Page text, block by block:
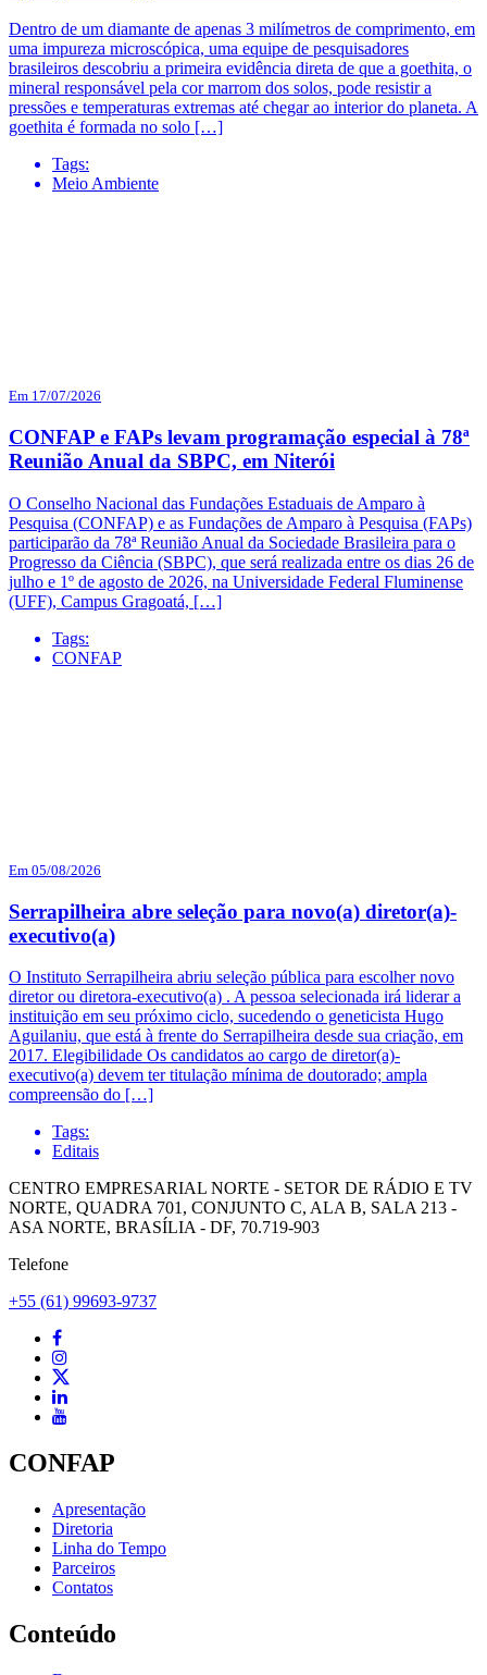
Dentro de um diamante de apenas 3 milímetros de comprimento, em
uma impureza microscópica, uma equipe de pesquisadores
brasileiros descobriu a primeira evidência direta de que a goethita, o
mineral responsável pela cor marrom dos solos, pode resistir a
pressões e temperaturas extremas até chegar ao interior do planeta. A
goethita é formada no solo […]
Tags:
Meio Ambiente
Em 17/07/2026
CONFAP e FAPs levam programação especial à 78ª
Reunião Anual da SBPC, em Niterói
O Conselho Nacional das Fundações Estaduais de Amparo à
Pesquisa (CONFAP) e as Fundações de Amparo à Pesquisa (FAPs)
participarão da 78ª Reunião Anual da Sociedade Brasileira para o
Progresso da Ciência (SBPC), que será realizada entre os dias 26 de
julho e 1º de agosto de 2026, na Universidade Federal Fluminense
(UFF), Campus Gragoatá, […]
Tags:
CONFAP
Em 05/08/2026
Serrapilheira abre seleção para novo(a) diretor(a)-
executivo(a)
O Instituto Serrapilheira abriu seleção pública para escolher novo
diretor ou diretora-executivo(a) . A pessoa selecionada irá liderar a
instituição em seu próximo ciclo, sucedendo o geneticista Hugo
Aguilaniu, que está à frente do Serrapilheira desde sua criação, em
2017. Elegibilidade Os candidatos ao cargo de diretor(a)-
executivo(a) devem ter titulação mínima de doutorado; ampla
compreensão do […]
Tags:
Editais
CENTRO EMPRESARIAL NORTE - SETOR DE RÁDIO E TV
NORTE, QUADRA 701, CONJUNTO C, ALA B, SALA 213 -
ASA NORTE, BRASÍLIA - DF, 70.719-903
Telefone
+55 (61) 99693-9737
CONFAP
Apresentação
Diretoria
Linha do Tempo
Parceiros
Contatos
Conteúdo